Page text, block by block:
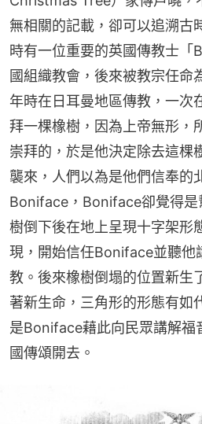
無相關的記載，卻可以追溯古
時有一位重要的英國傳教士「
國組織教會，後來被教宗任命
年時在日耳曼地區傳教，一次
拜一棵橡樹，因為上帝無形，
崇拜的，於是他決定除去這棵
襲來，人們以為是他們信奉的
Boniface，Boniface卻覺得是
樹倒下後在地上呈現十字架形
現，開始信任Boniface並聽他
教。後來橡樹倒塌的位置新生
著新生命，三角形的形態有如
是Boniface藉此向民眾講解福
國傳頌開去。